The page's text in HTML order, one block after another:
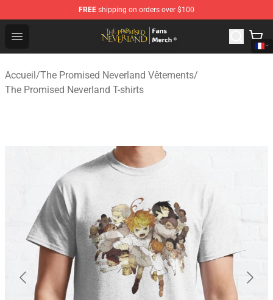
FREE shipping on orders over $100
Open menu
The Promised Neverland Store - Official The Promised
Accueil/The Promised Neverland Vêtements/
The Promised Neverland T-shirts